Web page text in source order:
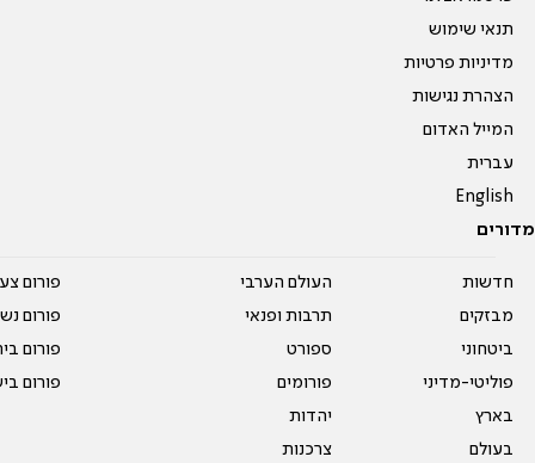
תנאי שימוש
מדיניות פרטיות
הצהרת נגישות
המייל האדום
עברית
English
מדורים
חדשות
מבזקים
ביטחוני
פוליטי-מדיני
בארץ
בעולם
העולם הערבי
תרבות ופנאי
ספורט
פורומים
יהדות
צרכנות
פורום
פורום
פורום
פורום